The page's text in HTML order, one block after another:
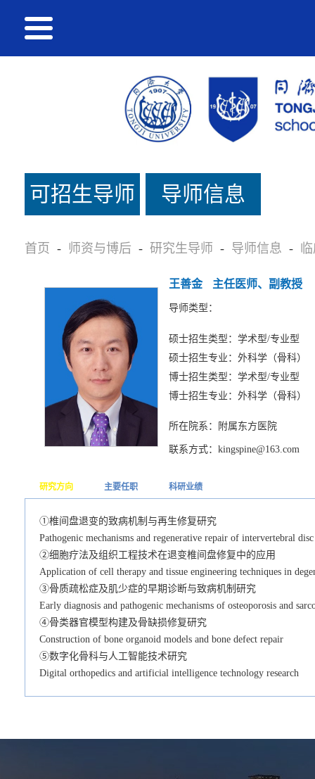
可招生导师
名单
导师信息
首页 - 师资与博后 - 研究生导师 - 导师信息 -
王善金 主任医师、副教授
导师类型：
硕士招生类型：学术型/专业型
硕士招生专业：外科学（骨科）
博士招生类型：学术型/专业型
博士招生专业：外科学（骨科）
所在院系：附属东方医院
联系方式：kingspine@163.com
研究方向 主要任职 科研业绩
①椎间盘退变的致病机制与再生修复研究
Pathogenic mechanisms and regenerative repair of intervertebral
②细胞疗法及组织工程技术在退变椎间盘修复中的应用
Application of cell therapy and tissue engineering techniques in
③骨质疏松症及肌少症的早期诊断与致病机制研究
Early diagnosis and pathogenic mechanisms of osteoporosis and
④骨类器官模型构建及骨缺损修复研究
Construction of bone organoid models and bone defect repair
⑤数字化骨科与人工智能技术研究
Digital orthopedics and artificial intelligence technology research